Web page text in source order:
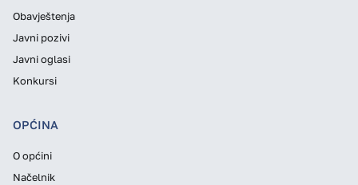
Obavještenja
Javni pozivi
Javni oglasi
Konkursi
OPĆINA
O općini
Načelnik